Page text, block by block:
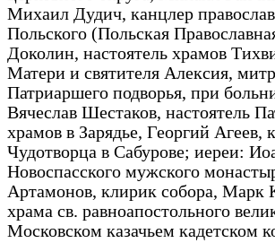
Михаил Дудич, канцлер
Польского (Польская
Доколин, настоятель храмов
Матери и святителя Алексия,
Патриаршего подворья, при
Вячеслав Шестаков, настоятель
храмов в Зарядье, Георгий Агеев,
Чудотворца в Сабурове; иереи:
Новоспасского мужского
Артамонов, клирик собора, Марк
храма св. равноапостольного
Московском казачьем кадетском